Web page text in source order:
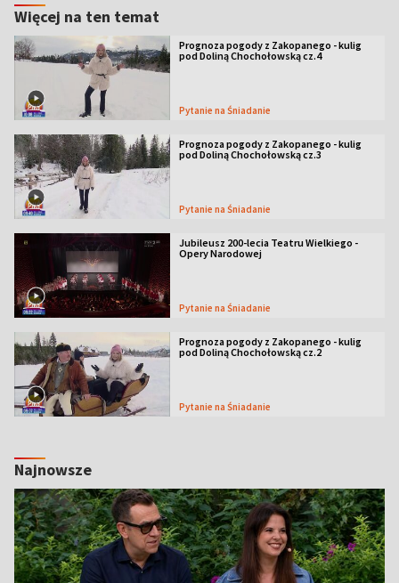
Więcej na ten temat
Prognoza pogody z Zakopanego - kulig
pod Doliną Chochołowską cz.4
Pytanie na Śniadanie
Prognoza pogody z Zakopanego - kulig
pod Doliną Chochołowską cz.3
Pytanie na Śniadanie
Jubileusz 200-lecia Teatru Wielkiego -
Opery Narodowej
Pytanie na Śniadanie
Prognoza pogody z Zakopanego - kulig
pod Doliną Chochołowską cz.2
Pytanie na Śniadanie
Najnowsze